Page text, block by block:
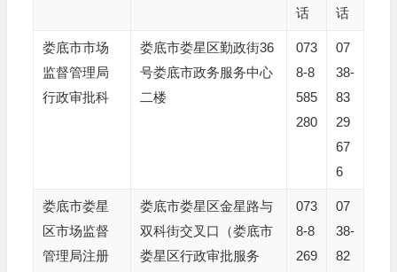
话
话
娄底市市场
监督管理局
行政审批科
娄底市娄星区勤政街36
号娄底市政务服务中心
二楼
073
8-8
585
280
07
38-
83
29
67
6
娄底市娄星
区市场监督
管理局注册
娄底市娄星区金星路与
双科街交叉口（娄底市
娄星区行政审批服务
073
8-8
269
07
38-
82